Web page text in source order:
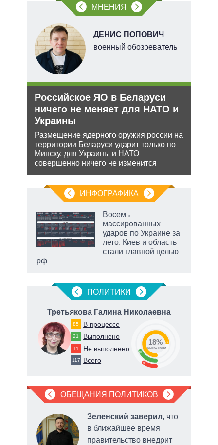
МНЕНИЯ
ДЕНИС ПОПОВИЧ
военный обозреватель
Российское ЯО в Беларуси
ничего не меняет для НАТО и
Украины
Размещение ядерного оружия россии на
территории Беларуси ударит только по
Минску, для Украины и НАТО
совершенно ничего не изменится
ИНФОГРАФИКА
Восемь
массированных
ударов по Украине за
лето: Киев и область
стали главной целью
рф
ПОЛИТИКИ
Третьякова Галина Николаевна
85 В процессе
21 Выполнено
11 Не выполнено
117 Всего 9
18
73
18%
выполнено
ОБЕЩАНИЯ ПОЛИТИКОВ
Зеленский заверил, что
в ближайшее время
правительство внедрит